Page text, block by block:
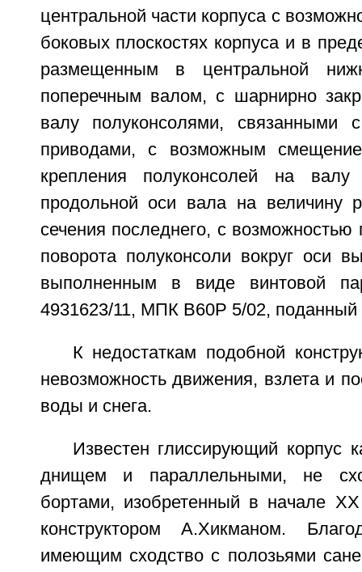
центральной части корпуса с
боковых плоскостях корпуса и в
размещенным в центральной
поперечным валом, с шарнирно
валу полуконсолями, связанными
приводами, с возможным
крепления полуконсолей на валу
продольной оси вала на величину
сечения последнего, с
поворота полуконсоли вокруг оси
выполненным в виде винтовой
4931623/11, МПК В60Р 5/02, поданный
К недостаткам подобной
невозможность движения, взлета и
воды и снега.
Известен глиссирующий корпус
днищем и параллельными, не
бортами, изобретенный в начале
конструктором А.Хикманом.
имеющим сходство с полозьями